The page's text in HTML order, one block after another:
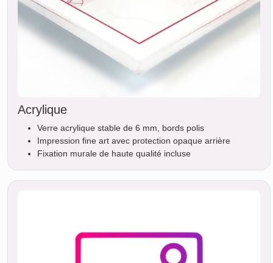
Acrylique
Verre acrylique stable de 6 mm, bords polis
Impression fine art avec protection opaque arrière
Fixation murale de haute qualité incluse